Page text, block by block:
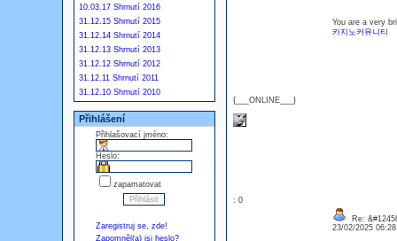
10.03.17 Shrnutí 2016
31.12.15 Shrnutí 2015
31.12.14 Shrnutí 2014
31.12.13 Shrnutí 2013
31.12.12 Shrnutí 2012
31.12.11 Shrnutí 2011
31.12.10 Shrnutí 2010
Přihlášení
Přihlašovací jméno:
Heslo:
zapamatovat
Zaregistruj se, zde!
Zapomněl(a) jsi heslo?
{___ONLINE___}
You are a very
카지노커뮤니티
: 0
Re:
23/02/2025